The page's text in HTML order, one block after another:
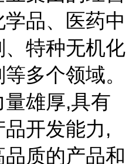
品、医药中
特种无机化
多个领域。
雄厚,具有
开发能力,
质的产品和